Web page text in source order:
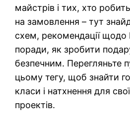
майстрів і тих, хто
на замовлення – тут
схем, рекомендації щодо
поради, як зробити
безпечним. Перегляньте
цьому тегу, щоб знайти
класи і натхнення для
проектів.